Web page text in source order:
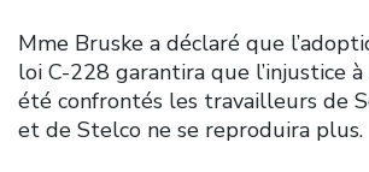
Mme Bruske a déclaré que
loi C-228 garantira que l’injustice
été confrontés les travailleurs de
et de Stelco ne se reproduira plus.